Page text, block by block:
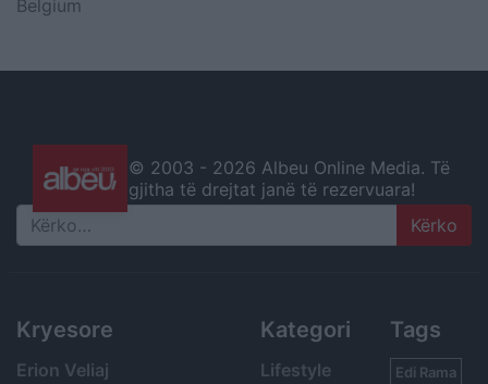
Belgium
© 2003 - 2026 Albeu Online Media. Të
gjitha të drejtat janë të rezervuara!
Search
Kryesore
Erion Veliaj
Kategori
Lifestyle
Tags
Edi Rama